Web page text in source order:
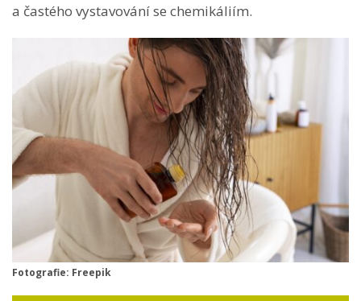
a častého vystavování se chemikáliím.
Fotografie: Freepik